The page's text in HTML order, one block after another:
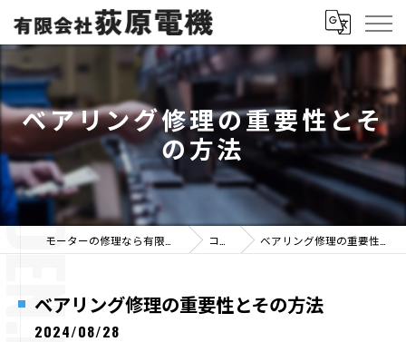
ベアリング修理の重要性とそ
の方法
コラム ベアリング修理の重要性とその方法
ベアリング修理の重要性とその方法
2024/08/28